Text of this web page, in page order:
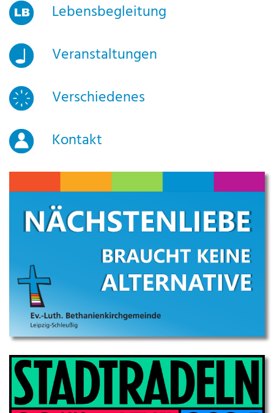
Lebensbegleitung
Veranstaltungen
Verschiedenes
Kontakt